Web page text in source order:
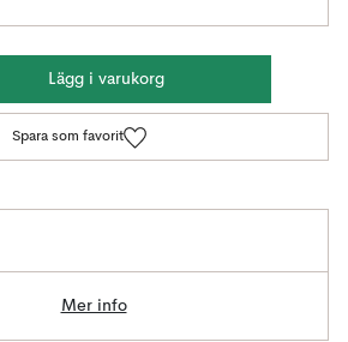
Lägg i varukorg
Spara som favorit
Mer info